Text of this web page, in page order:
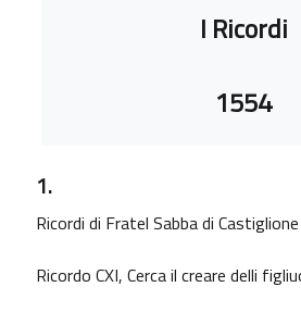
I Ricordi
1554
1.
Ricordi di Fratel Sabba di Castiglione
Ricordo CXI, Cerca il creare delli